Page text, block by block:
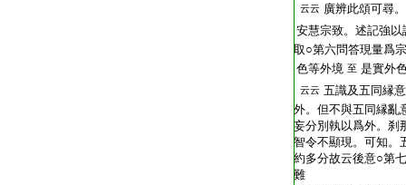
云云 廣辨此頌可尋
安慧宗致。述記強以
取○第六問答現量爲
色等外境 至 是實外
云云 五識及五同縁
外。但不與五同縁亂
妄分別執以爲外。刹
智令不顯現。可知。
約多分故云後意○第
難